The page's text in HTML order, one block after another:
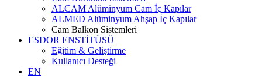
ALCAM Alüminyum Cam İç Kapılar
ALMED Alüminyum Ahşap İç Kapılar
Cam Balkon Sistemleri
ESDOR ENSTİTÜSÜ
Eğitim & Geliştirme
Kullanıcı Desteği
EN